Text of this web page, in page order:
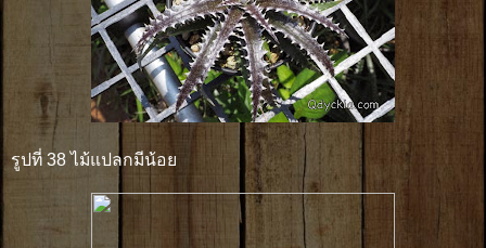
รูปที่ 38 ไม้แปลกมีน้อย